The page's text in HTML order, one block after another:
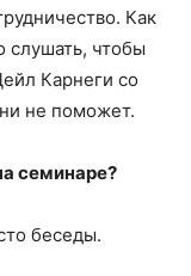
Как
слушать, чтобы
Карнеги со
не поможет.
семинаре?
беседы.